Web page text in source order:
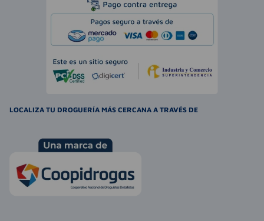
LOCALIZA TU DROGUERÍA MÁS CERCANA A TRAVÉS DE